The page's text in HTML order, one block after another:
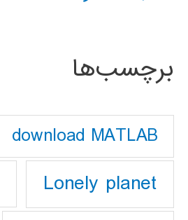
برچسب‌ها
download MATLAB
Lonely planet